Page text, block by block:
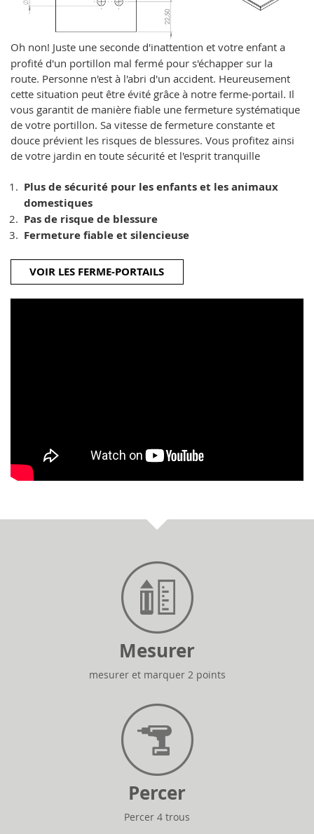
Oh non! Juste une seconde d'inattention et votre enfant a
profité d'un portillon mal fermé pour s'échapper sur la
route. Personne n'est à l'abri d'un accident. Heureusement
cette situation peut être évité grâce à notre ferme-portail. Il
vous garantit de manière fiable une fermeture systématique
de votre portillon. Sa vitesse de fermeture constante et
douce prévient les risques de blessures. Vous profitez ainsi
de votre jardin en toute sécurité et l'esprit tranquille
Plus de sécurité pour les enfants et les animaux
domestiques
Pas de risque de blessure
Fermeture fiable et silencieuse
VOIR LES FERME-PORTAILS
Mesurer
mesurer et marquer 2 points
Percer
Percer 4 trous